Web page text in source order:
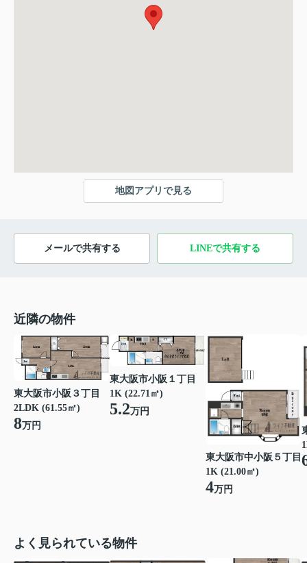
地図アプリで見る
メールで共有する LINEで共有する
近隣の物件
東大阪市小阪３丁目
2LDK (61.55㎡)
8万円
東大阪市小阪１丁目
1K (22.71㎡)
5.2万円
東大阪市中小阪５丁目
1K (21.00㎡)
4万円
よく見られている物件